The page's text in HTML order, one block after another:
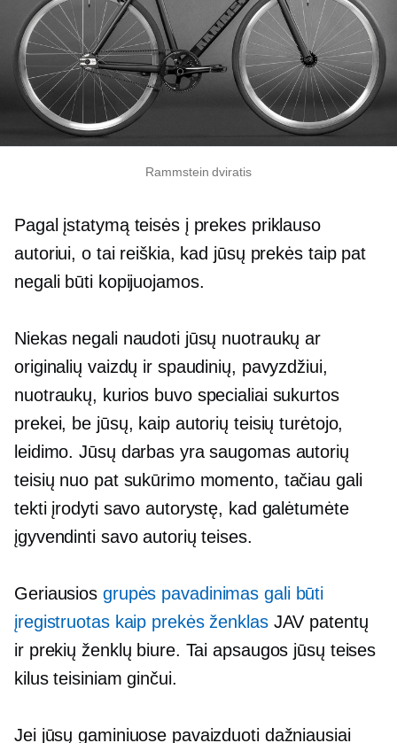
Rammstein dviratis
Pagal įstatymą teisės į prekes priklauso
autoriui, o tai reiškia, kad jūsų prekės taip pat
negali būti kopijuojamos.
Niekas negali naudoti jūsų nuotraukų ar
originalių vaizdų ir spaudinių, pavyzdžiui,
nuotraukų, kurios buvo specialiai sukurtos
prekei, be jūsų, kaip autorių teisių turėtojo,
leidimo. Jūsų darbas yra saugomas autorių
teisių nuo pat sukūrimo momento, tačiau gali
tekti įrodyti savo autorystę, kad galėtumėte
įgyvendinti savo autorių teises.
Geriausios grupės pavadinimas gali būti
įregistruotas kaip prekės ženklasJAV patentų
ir prekių ženklų biure. Tai apsaugos jūsų teises
kilus teisiniam ginčui.
Jei jūsų gaminiuose pavaizduoti dažniausiai